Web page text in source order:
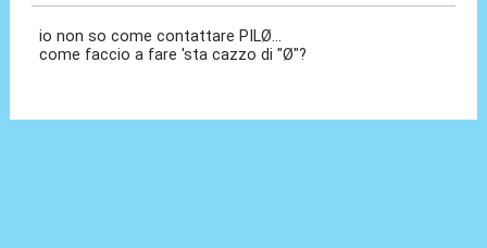
io non so come contattare PILØ...
come faccio a fare 'sta cazzo di "Ø"?